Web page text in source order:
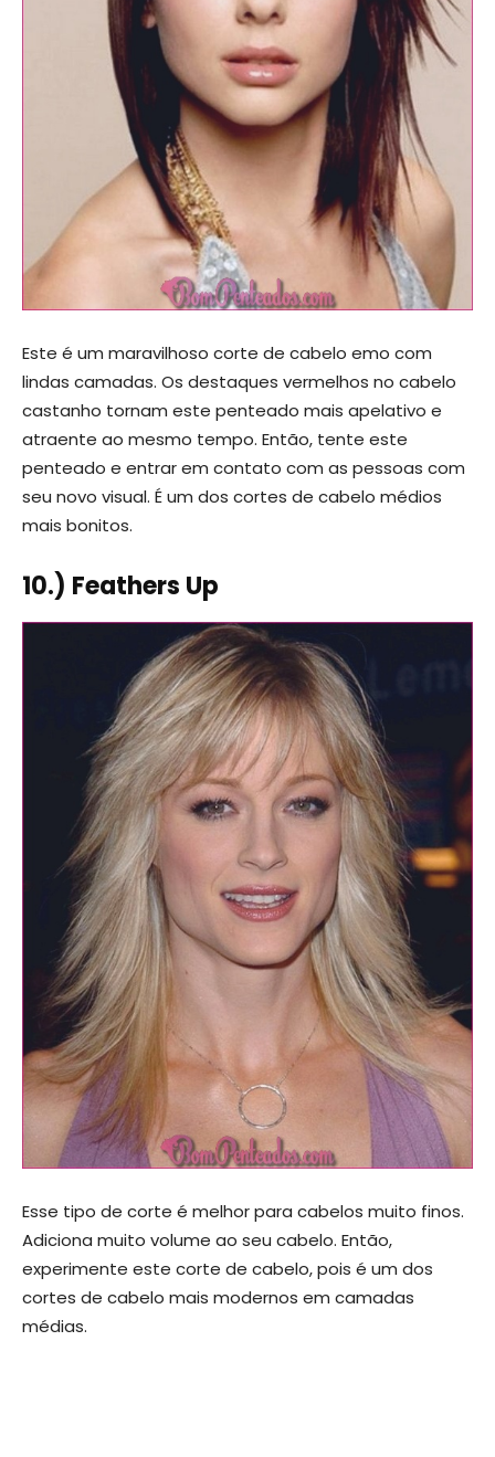
Este é um maravilhoso corte de cabelo emo com
lindas camadas. Os destaques vermelhos no cabelo
castanho tornam este penteado mais apelativo e
atraente ao mesmo tempo. Então, tente este
penteado e entrar em contato com as pessoas com
seu novo visual. É um dos cortes de cabelo médios
mais bonitos.
10.) Feathers Up
Esse tipo de corte é melhor para cabelos muito finos.
Adiciona muito volume ao seu cabelo. Então,
experimente este corte de cabelo, pois é um dos
cortes de cabelo mais modernos em camadas
médias.